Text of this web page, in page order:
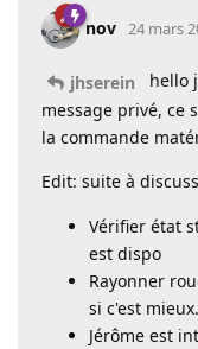
nov 24 mars
jhserein
hello
message privé, ce
la commande
Edit: suite à
Vérifier état
est dispo
Rayonner
si c'est
Jérôme est